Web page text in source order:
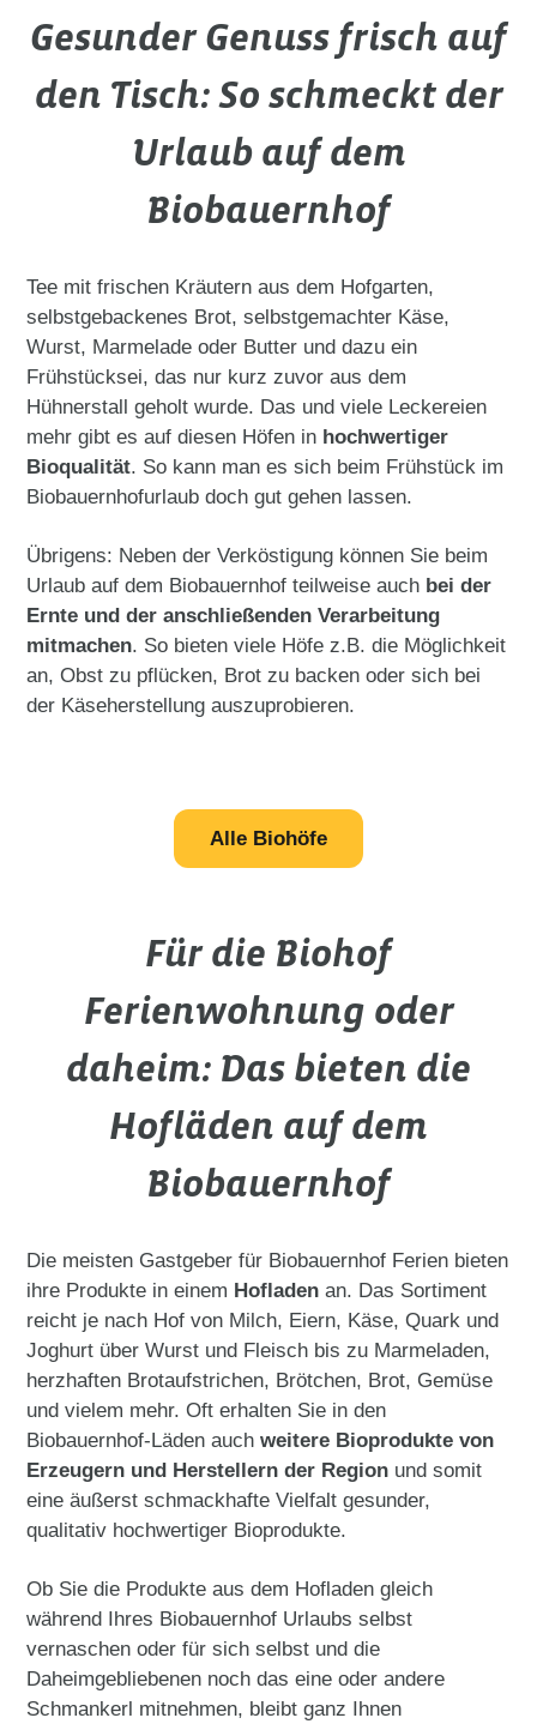
Gesunder Genuss frisch auf
den Tisch: So schmeckt der
Urlaub auf dem
Biobauernhof
Tee mit frischen Kräutern aus dem Hofgarten,
selbstgebackenes Brot, selbstgemachter Käse,
Wurst, Marmelade oder Butter und dazu ein
Frühstücksei, das nur kurz zuvor aus dem
Hühnerstall geholt wurde. Das und viele Leckereien
mehr gibt es auf diesen Höfen in hochwertiger
Bioqualität. So kann man es sich beim Frühstück im
Biobauernhofurlaub doch gut gehen lassen.
Übrigens: Neben der Verköstigung können Sie beim
Urlaub auf dem Biobauernhof teilweise auch bei der
Ernte und der anschließenden Verarbeitung
mitmachen. So bieten viele Höfe z.B. die Möglichkeit
an, Obst zu pflücken, Brot zu backen oder sich bei
der Käseherstellung auszuprobieren.
Alle Biohöfe
Für die Biohof
Ferienwohnung oder
daheim: Das bieten die
Hofläden auf dem
Biobauernhof
Die meisten Gastgeber für Biobauernhof Ferien bieten
ihre Produkte in einem Hofladen an. Das Sortiment
reicht je nach Hof von Milch, Eiern, Käse, Quark und
Joghurt über Wurst und Fleisch bis zu Marmeladen,
herzhaften Brotaufstrichen, Brötchen, Brot, Gemüse
und vielem mehr. Oft erhalten Sie in den
Biobauernhof-Läden auchweitere Bioprodukte von
Erzeugern und Herstellern der Region und somit
eine äußerst schmackhafte Vielfalt gesunder,
qualitativ hochwertiger Bioprodukte.
Ob Sie die Produkte aus dem Hofladen gleich
während Ihres Biobauernhof Urlaubs selbst
vernaschen oder für sich selbst und die
Daheimgebliebenen noch das eine oder andere
Schmankerl mitnehmen, bleibt ganz Ihnen